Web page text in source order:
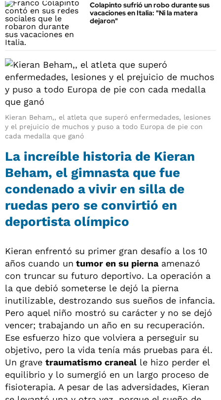
Colapinto sufrió un robo durante sus
vacaciones en Italia: "Ni la matera
dejaron"
Kieran Beham,, el atleta que superó enfermedades, lesiones
y el prejuicio de muchos y puso a todo Europa de pie con
cada medalla que ganó
La increíble historia de Kieran
Beham, el gimnasta que fue
condenado a vivir en silla de
ruedas pero se convirtió en
deportista olímpico
Kieran enfrentó su primer gran desafío a los 10
años cuando un tumor en su piernaamenazó
con truncar su futuro deportivo. La operación a
la que debió someterse le dejó la pierna
inutilizable, destrozando sus sueños de infancia.
Pero aquel niño mostró su carácter y no se dejó
vencer; trabajando un año en su recuperación.
Ese esfuerzo hizo que volviera a perseguir su
objetivo, pero la vida tenía más pruebas para él.
Un grave traumatismo craneal le hizo perder el
equilibrio y lo sumergió en un largo proceso de
fisioterapia. A pesar de las adversidades, Kieran